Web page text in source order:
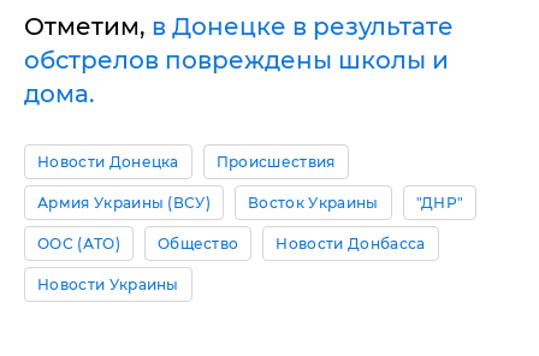
Отметим, в Донецке в результате
обстрелов повреждены школы и
дома.
Новости Донецка Происшествия
Армия Украины (ВСУ) Восток Украины "ДНР"
ООС (АТО) Общество Новости Донбасса
Новости Украины